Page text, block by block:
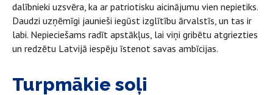
dalībnieki uzsvēra, ka ar patriotisku aicinājumu vien nepietiks.
Daudzi uzņēmīgi jaunieši iegūst izglītību ārvalstīs, un tas ir
labi. Nepieciešams radīt apstākļus, lai viņi gribētu atgriezties
un redzētu Latvijā iespēju īstenot savas ambīcijas.
Turpmākie soļi